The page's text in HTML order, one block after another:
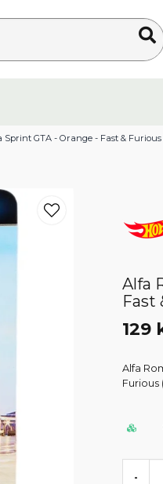
Sprint GTA - Orange - Fast &
Alfa
Fast
129
Alfa
Furious
-